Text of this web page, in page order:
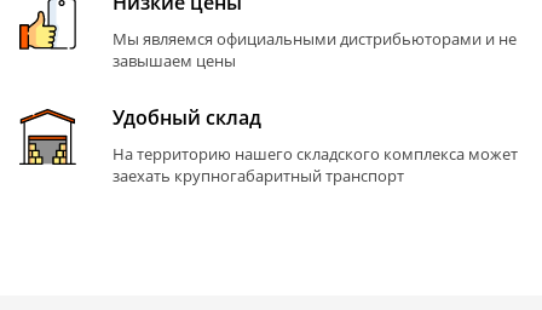
Мы являемся официальными дистрибьюторами и не
завышаем цены
Удобный склад
На территорию нашего складского комплекса может
заехать крупногабаритный транспорт